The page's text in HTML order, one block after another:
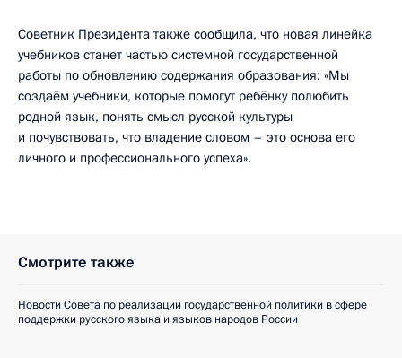
Советник Президента также сообщила, что новая линейка
учебников станет частью системной государственной
работы по обновлению содержания образования: «Мы
создаём учебники, которые помогут ребёнку полюбить
родной язык, понять смысл русской культуры
и почувствовать, что владение словом – это основа его
личного и профессионального успеха».
Смотрите также
Новости Совета по реализации государственной политики в сфере
поддержки русского языка и языков народов России